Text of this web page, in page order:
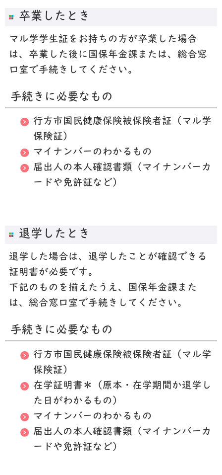
卒業したとき
マル学学生証をお持ちの方が卒業した場合
は、卒業した後に国保年金課または、総合窓
口室で手続きしてください。
手続きに必要なもの
行方市国民健康保険被保険者証（マル学
保険証）
マイナンバーのわかるもの
届出人の本人確認書類（マイナンバーカ
ードや免許証など）
退学したとき
退学した場合は、退学したことが確認できる
証明書が必要です。
下記のものを揃えたうえ、国保年金課また
は、総合窓口室で手続きしてください。
手続きに必要なもの
行方市国民健康保険被保険者証（マル学
保険証）
在学証明書＊（原本・在学期間か退学し
た日がわかるもの）
マイナンバーのわかるもの
届出人の本人確認書類（マイナンバーカ
ードや免許証など）